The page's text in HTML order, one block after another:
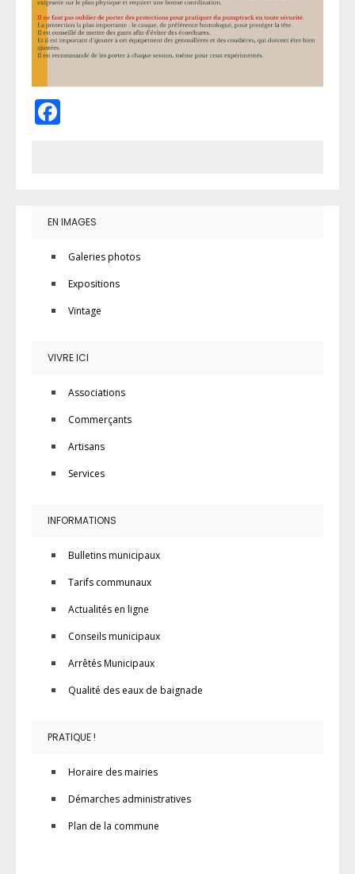
EN IMAGES
Galeries photos
Expositions
Vintage
VIVRE ICI
Associations
Commerçants
Artisans
Services
INFORMATIONS
Bulletins municipaux
Tarifs communaux
Actualités en ligne
Conseils municipaux
Arrêtés Municipaux
Qualité des eaux de baignade
PRATIQUE !
Horaire des mairies
Démarches administratives
Plan de la commune